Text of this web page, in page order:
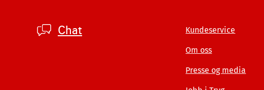
Footer
Chat Kundeservice
Om oss
Presse og media